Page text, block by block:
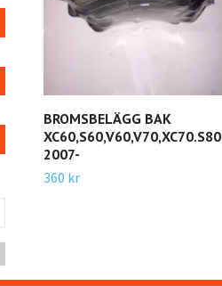
BROMSBELÄGG BAK
XC60,S60,V60,V70,XC70.S80
2007-
360 kr